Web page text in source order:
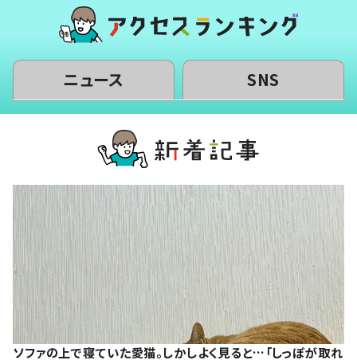
ニュース SNS
ソファの上で寝ていた愛猫。しかしよく見ると…「しっぽが取れ